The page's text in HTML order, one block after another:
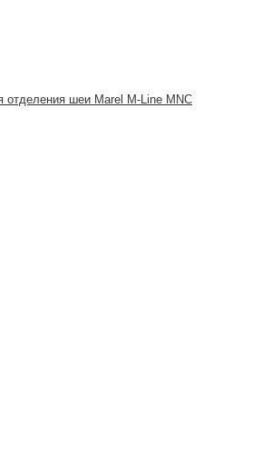
отделения шеи Marel M-Line MNC